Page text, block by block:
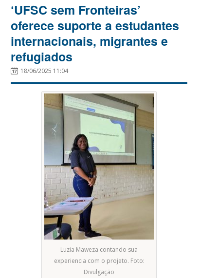
‘UFSC sem Fronteiras’
oferece suporte a estudantes
internacionais, migrantes e
refugiados
18/06/2025 11:04
Luzia Maweza contando sua
experiencia com o projeto. Foto:
Divulgação